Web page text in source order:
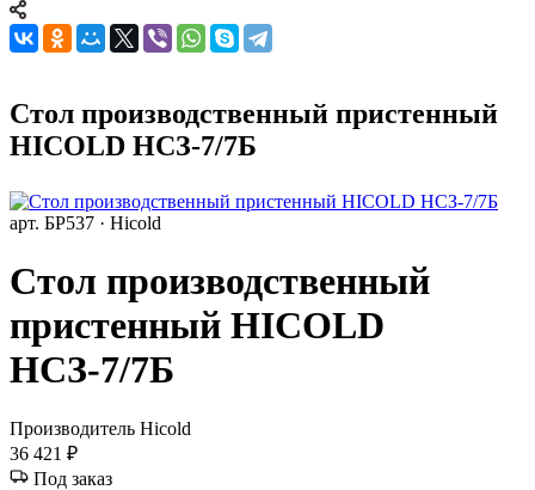
Стол производственный пристенный
HICOLD НСЗ-7/7Б
арт. БР537 · Hicold
Стол производственный
пристенный HICOLD
НСЗ-7/7Б
Производитель Hicold
36 421 ₽
Под заказ